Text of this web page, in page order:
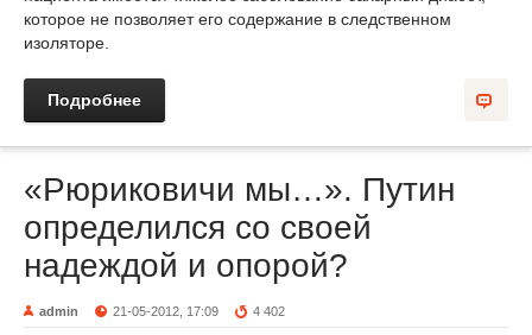
которое не позволяет его содержание в следственном
изоляторе.
Подробнее
«Рюриковичи мы…». Путин
определился со своей
надеждой и опорой?
admin 21-05-2012, 17:09 4 402